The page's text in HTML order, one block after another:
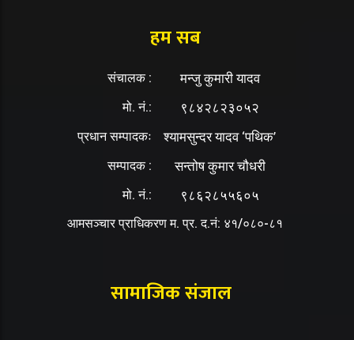
हम सब
संचालक : मन्जु कुमारी यादव
मो. नं.: ९८४२८२३०५२
प्रधान सम्पादकः श्यामसुन्दर यादव ‘पथिक’
सम्पादक : सन्तोष कुमार चौधरी
मो. नं.: ९८६२८५५६०५
आमसञ्चार प्राधिकरण म. प्र. द.नं: ४१/०८०-८१
सामाजिक संजाल